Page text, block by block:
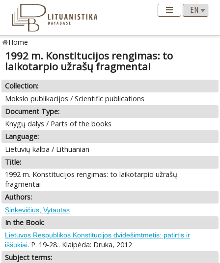
Home
1992 m. Konstitucijos rengimas: to
laikotarpio užrašų fragmentai
Collection:
Mokslo publikacijos / Scientific publications
Document Type:
Knygų dalys / Parts of the books
Language:
Lietuvių kalba / Lithuanian
Title:
1992 m. Konstitucijos rengimas: to laikotarpio užrašų
fragmentai
Authors:
Sinkevičius, Vytautas
In the Book:
Lietuvos Respublikos Konstitucijos dvidešimtmetis: patirtis ir
iššūkiai. P. 19-28.. Klaipėda: Druka, 2012
Subject terms: